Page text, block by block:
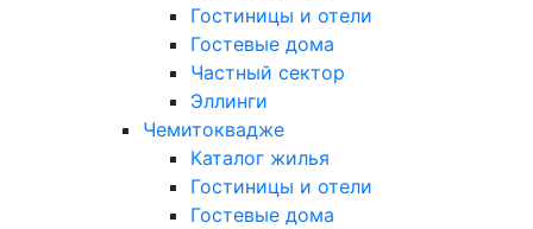
Гостиницы и отели
Гостевые дома
Частный сектор
Эллинги
Чемитоквадже
Каталог жилья
Гостиницы и отели
Гостевые дома